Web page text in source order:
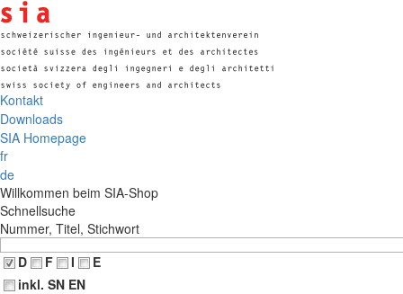
Kontakt
Downloads
SIA Homepage
fr
de
Willkommen beim SIA-Shop
Schnellsuche
Nummer, Titel, Stichwort
D
F I
E
inkl. SN EN